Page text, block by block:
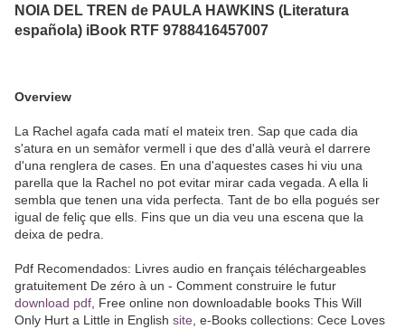
NOIA DEL TREN de PAULA HAWKINS (Literatura
española) iBook RTF 9788416457007
Overview
La Rachel agafa cada matí el mateix tren. Sap que cada dia
s'atura en un semàfor vermell i que des d'allà veurà el darrere
d'una renglera de cases. En una d'aquestes cases hi viu una
parella que la Rachel no pot evitar mirar cada vegada. A ella li
sembla que tenen una vida perfecta. Tant de bo ella pogués ser
igual de feliç que ells. Fins que un dia veu una escena que la
deixa de pedra.
Pdf Recomendados: Livres audio en français téléchargeables
gratuitement De zéro à un - Comment construire le futur
download pdf , Free online non downloadable books This Will
Only Hurt a Little in English site , e-Books collections: Cece Loves